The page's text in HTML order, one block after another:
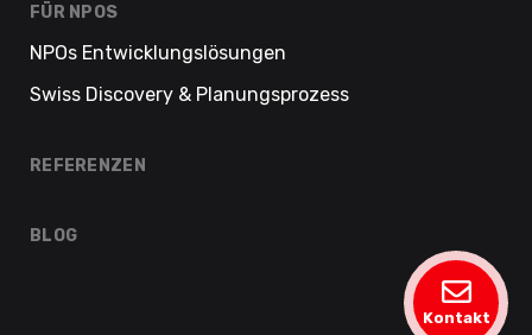
Kontakt
FÜR NPOS
NPOs Entwicklungslösungen
Swiss Discovery & Planungsprozess
REFERENZEN
BLOG